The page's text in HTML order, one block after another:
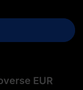
EUR